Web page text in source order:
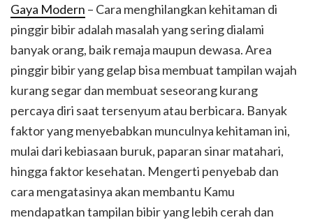
Gaya Modern – Cara menghilangkan kehitaman di
pinggir bibir adalah masalah yang sering dialami
banyak orang, baik remaja maupun dewasa. Area
pinggir bibir yang gelap bisa membuat tampilan wajah
kurang segar dan membuat seseorang kurang
percaya diri saat tersenyum atau berbicara. Banyak
faktor yang menyebabkan munculnya kehitaman ini,
mulai dari kebiasaan buruk, paparan sinar matahari,
hingga faktor kesehatan. Mengerti penyebab dan
cara mengatasinya akan membantu Kamu
mendapatkan tampilan bibir yang lebih cerah dan